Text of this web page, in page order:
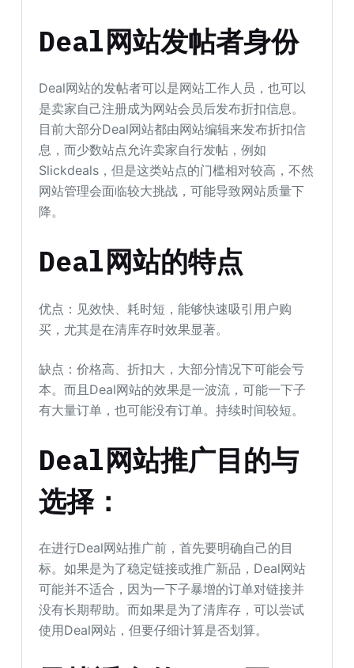
Deal网站发帖者身份
Deal网站的发帖者可以是网站工作人员，也可以
是卖家自己注册成为网站会员后发布折扣信息。
目前大部分Deal网站都由网站编辑来发布折扣信
息，而少数站点允许卖家自行发帖，例如
Slickdeals，但是这类站点的门槛相对较高，不然
网站管理会面临较大挑战，可能导致网站质量下
降。
Deal网站的特点
优点：见效快、耗时短，能够快速吸引用户购
买，尤其是在清库存时效果显著。
缺点：价格高、折扣大，大部分情况下可能会亏
本。而且Deal网站的效果是一波流，可能一下子
有大量订单，也可能没有订单。持续时间较短。
Deal网站推广目的与
选择：
在进行Deal网站推广前，首先要明确自己的目
标。如果是为了稳定链接或推广新品，Deal网站
可能并不适合，因为一下子暴增的订单对链接并
没有长期帮助。而如果是为了清库存，可以尝试
使用Deal网站，但要仔细计算是否划算。